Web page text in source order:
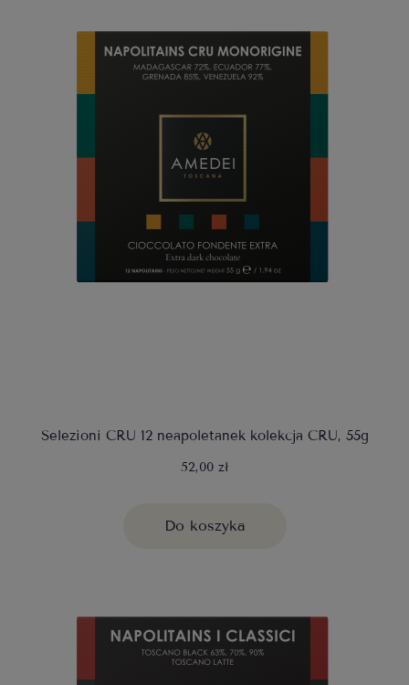
Selezioni CRU 12 neapoletanek kolekcja CRU, 55g
52,00 zł
Do koszyka